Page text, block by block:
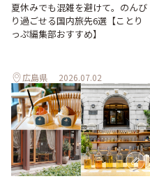
夏休みでも混雑を避けて。のんび
り過ごせる国内旅先6選【ことり
っぷ編集部おすすめ】
広島県 2026.07.02